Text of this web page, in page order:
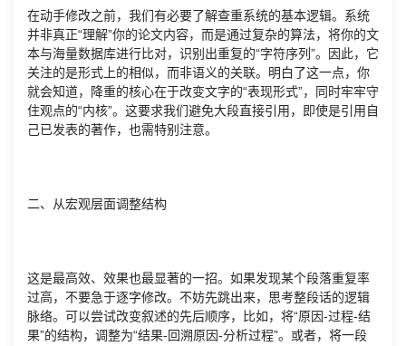
在动手修改之前，我们有必要了解查重系统的基本逻辑。系统
并非真正“理解”你的论文内容，而是通过复杂的算法，将你的文
本与海量数据库进行比对，识别出重复的“字符序列”。因此，它
关注的是形式上的相似，而非语义的关联。明白了这一点，你
就会知道，降重的核心在于改变文字的“表现形式”，同时牢牢守
住观点的“内核”。这要求我们避免大段直接引用，即使是引用自
己已发表的著作，也需特别注意。
二、从宏观层面调整结构
这是最高效、效果也最显著的一招。如果发现某个段落重复率
过高，不要急于逐字修改。不妨先跳出来，思考整段话的逻辑
脉络。可以尝试改变叙述的先后顺序，比如，将“原因-过程-结
果”的结构，调整为“结果-回溯原因-分析过程”。或者，将一段